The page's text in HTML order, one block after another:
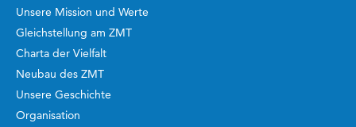
Unsere Mission und Werte
Gleichstellung am ZMT
Charta der Vielfalt
Neubau des ZMT
Unsere Geschichte
Organisation